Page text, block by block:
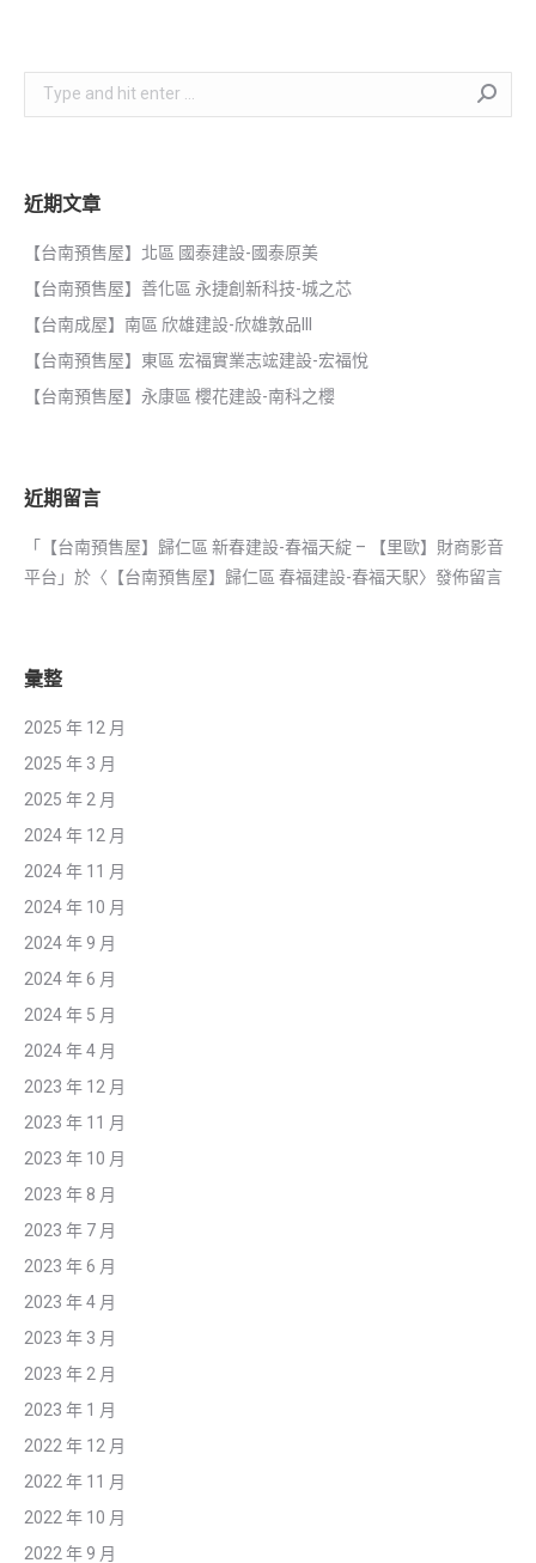
Search:
近期文章
【台南預售屋】北區 國泰建設-國泰原美
【台南預售屋】善化區 永捷創新科技-城之芯
【台南成屋】南區 欣雄建設-欣雄敦品III
【台南預售屋】東區 宏福實業志竤建設-宏福悅
【台南預售屋】永康區 櫻花建設-南科之櫻
近期留言
「
【台南預售屋】歸仁區 新春建設-春福天綻 – 【里歐】財商影音
平台 」於〈 【台南預售屋】歸仁區 春福建設-春福天駅〉發佈留言
彙整
2025 年 12 月
2025 年 3 月
2025 年 2 月
2024 年 12 月
2024 年 11 月
2024 年 10 月
2024 年 9 月
2024 年 6 月
2024 年 5 月
2024 年 4 月
2023 年 12 月
2023 年 11 月
2023 年 10 月
2023 年 8 月
2023 年 7 月
2023 年 6 月
2023 年 4 月
2023 年 3 月
2023 年 2 月
2023 年 1 月
2022 年 12 月
2022 年 11 月
2022 年 10 月
2022 年 9 月